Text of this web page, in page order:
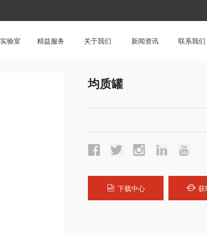
实验室 精益服务 关于我们 新闻资讯 联系我们
均质罐
下载中心 获